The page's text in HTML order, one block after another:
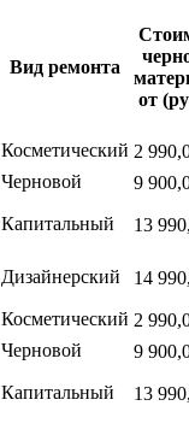
Вид ремонта
от
Косметический 2
Черновой
9
Капитальный
13
Дизайнерский
14
Косметический 2
Черновой
9
Капитальный
13